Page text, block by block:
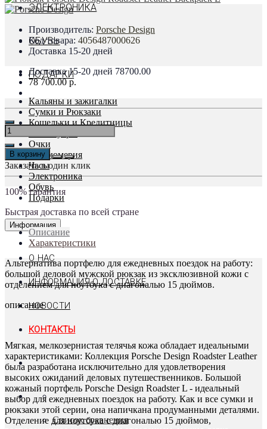
ЭЛЕКТРОНИКА
ОБУВЬ
ПОДАРКИ
Кальяны и зажигалки
Сумки и Рюкзаки
Кошельки и Кредитницы
Очки
Парфюмерия
Часы
Электроника
Обувь
Подарки
Информация
О НАС
ИНФОРМАЦИЯ О ДОСТАВКЕ
НОВОСТИ
КОНТАКТЫ
Список сравнения
Производитель: Porsche Design
Код товара: 4056487000626
Доставка 15-20 дней
Доставка 15-20 дней 78700.00
78 700.00 р.
В корзину
Заказать в один клик
100% гарантия
Быстрая доставка по всей стране
Описание
Характеристики
Альтернатива портфелю для ежедневных поездок на работу:
большой деловой мужской рюкзак из эксклюзивной кожи с
отделением для ноутбука с диагональю 15 дюймов.
описание
Мягкая, мелкозернистая телячья кожа обладает идеальными
характеристиками: Коллекция Porsche Design Roadster Leather
была разработана исключительно для удовлетворения
высоких ожиданий деловых путешественников. Большой
кожаный портфель Porsche Design Roadster L - идеальный
выбор для ежедневных поездок на работу. Как и все сумки и
рюкзаки этой серии, она напичкана продуманными деталями.
Отделение для ноутбука с диагональю 15 дюймов,